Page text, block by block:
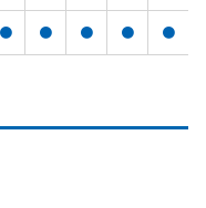
● ● ● ● ●